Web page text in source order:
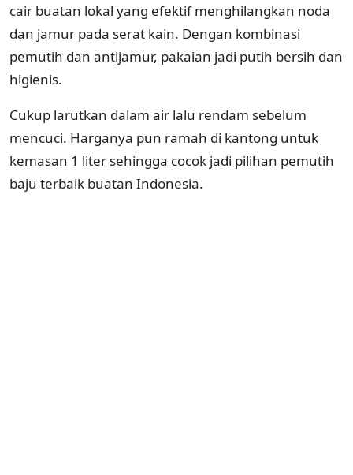
cair buatan lokal yang efektif menghilangkan noda
dan jamur pada serat kain. Dengan kombinasi
pemutih dan antijamur, pakaian jadi putih bersih dan
higienis.
Cukup larutkan dalam air lalu rendam sebelum
mencuci. Harganya pun ramah di kantong untuk
kemasan 1 liter sehingga cocok jadi pilihan pemutih
baju terbaik buatan Indonesia.